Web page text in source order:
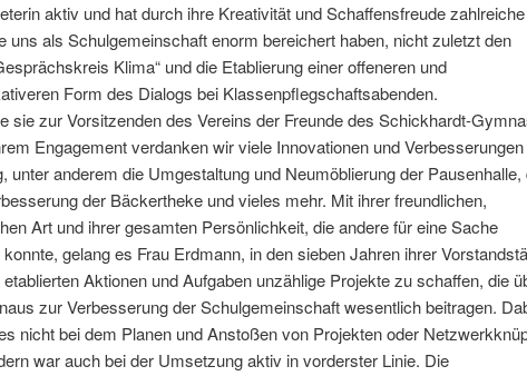
aktiv und hat durch ihre Kreativität und Schaffensfreude
uns als Schulgemeinschaft enorm bereichert haben, nicht zuletzt den
Klima“ und die Etablierung einer offeneren und
Form des Dialogs bei Klassenpflegschaftsabenden.
sie zur Vorsitzenden des Vereins der Freunde des Schickhardt-
Engagement verdanken wir viele Innovationen und
unter anderem die Umgestaltung und Neumöblierung der Pausenhalle,
der Bäckertheke und vieles mehr. Mit ihrer freundlichen,
Art und ihrer gesamten Persönlichkeit, die andere für eine Sache
gelang es Frau Erdmann, in den sieben Jahren ihrer
etablierten Aktionen und Aufgaben unzählige Projekte zu schaffen, die
zur Verbesserung der Schulgemeinschaft wesentlich beitragen.
nicht bei dem Planen und Anstoßen von Projekten oder
war auch bei der Umsetzung aktiv in vorderster Linie. Die